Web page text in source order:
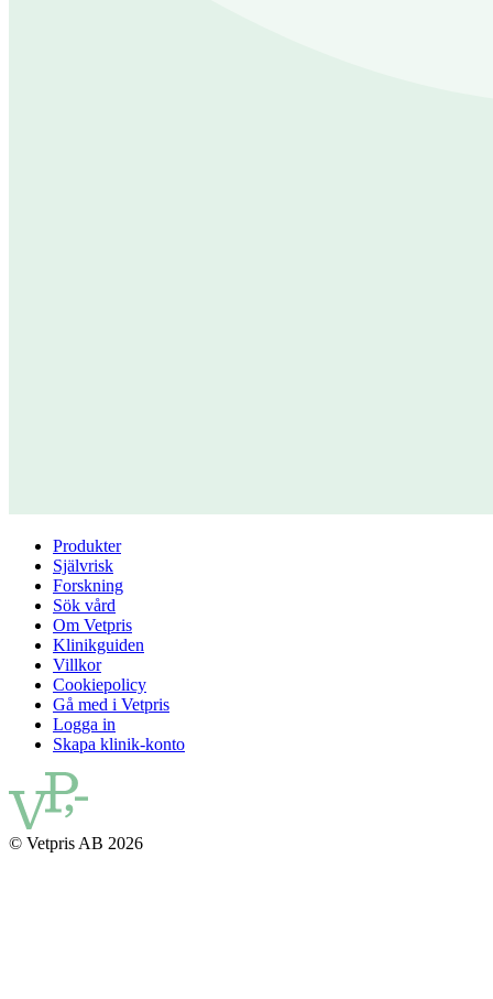
Produkter
Självrisk
Forskning
Sök vård
Om Vetpris
Klinikguiden
Villkor
Cookiepolicy
Gå med i Vetpris
Logga in
Skapa klinik-konto
© Vetpris AB 2026